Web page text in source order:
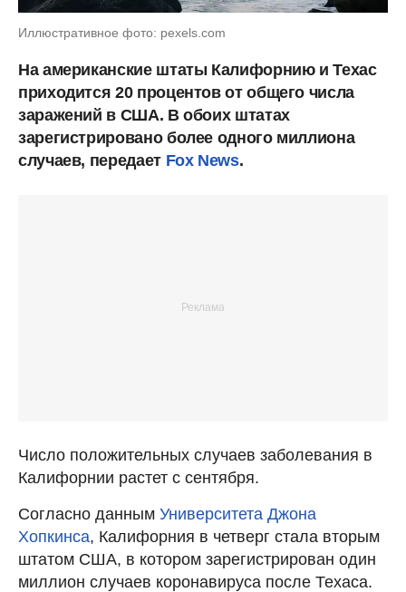
Иллюстративное фото: pexels.com
На американские штаты Калифорнию и Техас
приходится 20 процентов от общего числа
заражений в США. В обоих штатах
зарегистрировано более одного миллиона
случаев, передает Fox News.
Число положительных случаев заболевания в
Калифорнии растет с сентября.
Согласно данным Университета Джона
Хопкинса, Калифорния в четверг стала вторым
штатом США, в котором зарегистрирован один
миллион случаев коронавируса после Техаса.